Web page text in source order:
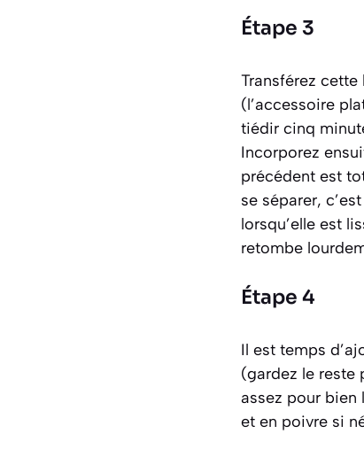
Étape 3
Transférez
(l’accessoire
tiédir cinq
Incorporez
précédent est
se séparer,
lorsqu’elle est
retombe
Étape 4
Il est temps
(gardez le reste
assez pour bien
et en poivre si